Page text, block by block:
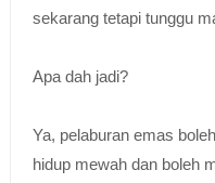
sekarang tetapi tunggu
Apa dah jadi?
Ya, pelaburan emas
hidup mewah dan boleh